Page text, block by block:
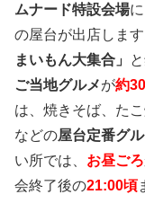
ムナード特設会場に
の屋台が出店します
まいもん大集合」
ご当地グルメが約
は、焼きそば、た
などの屋台定番グ
い所では、 お昼ごろ
会終了後の21:00頃